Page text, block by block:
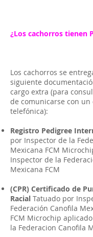
¿Los cachorros tienen
Los cachorros se
siguiente
cargo extra (para
de comunicarse con un
telefónica):
Registro Pedigree
por Inspector de la
Mexicana FCM
Inspector de la
Mexicana FCM
(CPR) Certificado de
Racial Tatuado por
Federación Canofila
FCM Microchip
la Federacion Canofila